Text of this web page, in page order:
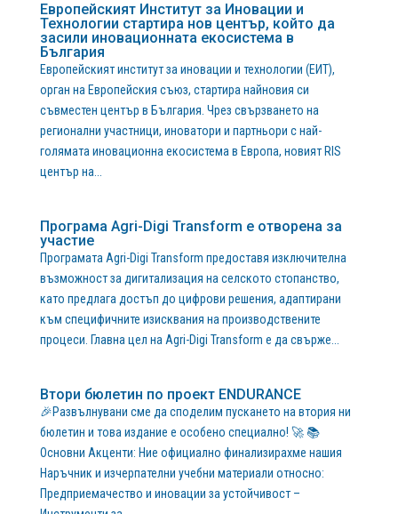
Европейският Институт за Иновации и
Технологии стартира нов център, който да
засили иновационната екосистема в
България
Европейският институт за иновации и технологии (EИТ),
орган на Европейския съюз, стартира найновия си
съвместен център в България. Чрез свързването на
регионални участници, иноватори и партньори с най-
голямата иновационна екосистема в Европа, новият RIS
център на...
Програма Agri-Digi Transform е отворена за
участие
Програмата Agri-Digi Transform предоставя изключителна
възможност за дигитализация на селското стопанство,
като предлага достъп до цифрови решения, адаптирани
към специфичните изисквания на производствените
процеси. Главна цел на Agri-Digi Transform е да свърже...
Втори бюлетин по проект ENDURANCE
🎉Развълнувани сме да споделим пускането на втория ни
бюлетин и това издание е особено специално! 🚀 📚
Основни Акценти: Ние официално финализирахме нашия
Наръчник и изчерпателни учебни материали относно:
Предприемачество и иновации за устойчивост –